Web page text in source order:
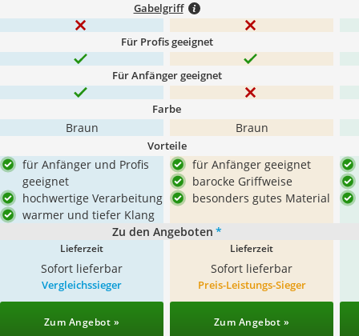
Gabelgriff
Für Profis geeignet
Für Anfänger geeignet
Farbe
Braun Braun
Vorteile
für Anfänger und Profis
geeignet
hochwertige Verarbeitung
warmer und tiefer Klang
für Anfänger geeignet
barocke Griffweise
besonders gutes Material
Zu den Angeboten *
Lieferzeit
Sofort lieferbar
Lieferzeit
Sofort lieferbar
Vergleichssieger
Zum Angebot »
Preis-Leistungs-Sieger
Zum Angebot »